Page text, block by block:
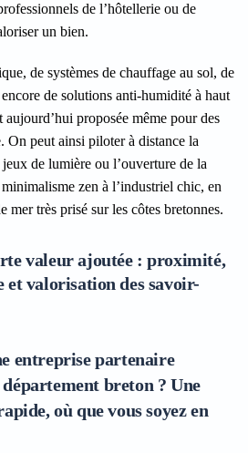
de l’hôtellerie ou de
un bien.
de systèmes de chauffage au sol, de
de solutions anti-humidité à haut
aujourd’hui proposée même pour des
On peut ainsi piloter à distance la
de lumière ou l’ouverture de la
zen à l’industriel chic, en
mer très prisé sur les côtes bretonnes.
valeur ajoutée : proximité,
et valorisation des savoir-
entreprise partenaire
breton ? Une
où que vous soyez en